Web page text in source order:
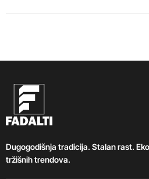
Dugogodišnja tradicija. Stalan rast.
tržišnih trendova.